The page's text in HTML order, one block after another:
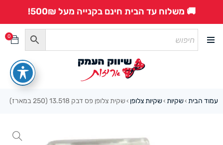
🚚 משלוח עד הבית חינם בקנייה מעל 500₪!
0
עמוד הבית ›שקיות ›שקיות צלופן › שקית צלופן פס דבק 13.518 (250 במארז)